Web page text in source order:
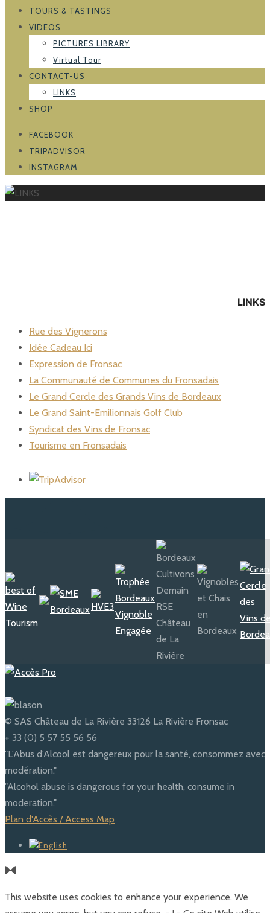
TOURS & TASTINGS
VIDEOS
PICTURES LIBRARY
Virtual Tour
CONTACT-US
LINKS
SHOP
FACEBOOK
TRIPADVISOR
INSTAGRAM
LINKS
Rue des Vignerons
Idée Cadeau Ici
Expression de Fronsac
La Communauté de Communes du Fronsadais
Le Grand Cercle des Grands Vins de Bordeaux
Le Grand Saint-Emilionnais Golf Club
Syndicat des Vins de Fronsac
Tourisme en Fronsadais
© SAS Château de La Rivière 33126 La Rivière Fronsac
+ 33 (0) 5 57 55 56 56
"L'Abus d'Alcool est dangereux pour la santé, consommez avec
modération."
"Alcohol abuse is dangerous for your health, consume in
moderation."
Plan d'Accès / Access Map
This website uses cookies to enhance your experience. We